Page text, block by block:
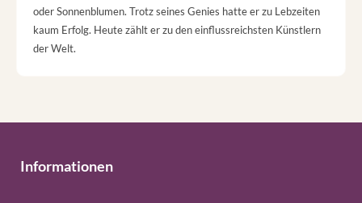
oder Sonnenblumen. Trotz seines Genies hatte er zu Lebzeiten
kaum Erfolg. Heute zählt er zu den einflussreichsten Künstlern
der Welt.
Informationen